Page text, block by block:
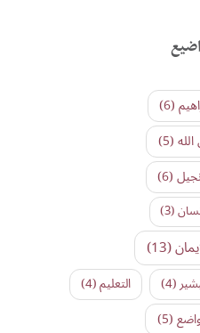
(6)
(5)
(6)
(3)
(13)
(4) التعليم(4)
(5)